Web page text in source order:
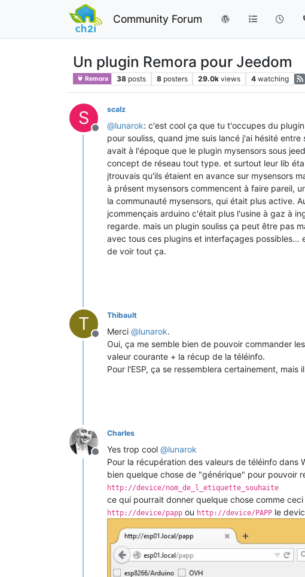
Community Forum
Un plugin Remora pour Jeedom
Remora 38 posts 8 posters 29.0k views 4 watching
S
Offline
scalz
@lunarok: c'est cool ça que tu t'occupes du
pour souliss, quand jme suis lancé j'ai hésité
avait à l'époque que le plugin mysensors sous
concept de réseau tout type. et surtout leur lib
jtrouvais qu'ils étaient en avance sur mysensors
à présent mysensors commencent à faire pareil,
la communauté mysensors, qui était plus active.
jcommençais arduino c'était plus l'usine à gaz à
regarde. mais un plugin souliss ça peut être pas
avec tous ces plugins et interfaçages possibles...
de voir tout ça.
T
Offline
Thibault
Merci @lunarok.
Oui, ça me semble bien de pouvoir commander
valeur courante + la récup de la téléinfo.
Pour l'ESP, ça se ressemblera certainement,
Offline
Charles
Yes trop cool @lunarok
Pour la récupération des valeurs de téléinfo dans
bien quelque chose de "générique" pour pouvoir
http://device/nom_de_l_etiquette_souhaite
ce qui pourrait donner quelque chose comme
http://device/papp ou http://device/PAPP le